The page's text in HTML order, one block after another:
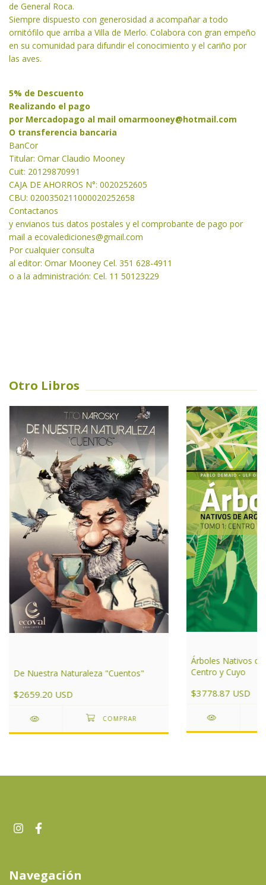
de General Roca.
Siempre dispuesto con generosidad a acompañar a todo
ornitófilo que arriba a Villa de Merlo. Colabora con gran empeño
en su comunidad para difundir el conocimiento y el cariño por
las aves.
5% de Descuento
Realizando el pago
por Mercadopago al mail omarmooney@hotmail.com
O transferencia bancaria
BanCor
Titular: Omar Claudio Mooney
Cuit: 20129870991
CAJA DE AHORROS N°: 0020252605
CBU: 0200350211000020252658
Contactanos
y envianos tus datos postales y el comprobante de pago por
mail a ecovalediciones@gmail.com
Por cualquier consulta
al editor: Omar Mooney Cel. 351 628-4911
o a la administración: Cel. 11 50123229
Otro Libros
De Nuestra Naturaleza "Cuentos"
$2659.20 USD
Árboles Nativos
Centro y Cuyo
$3778.87 USD
Navegación